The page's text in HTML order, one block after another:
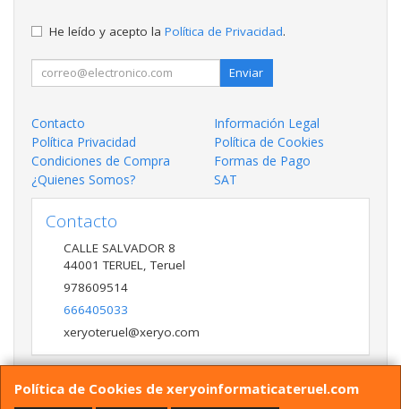
Política de Cookies de xeryoinformaticateruel.com
He leído y acepto la Política de Privacidad.
Enviar
Contacto
Información Legal
Política Privacidad
Política de Cookies
Condiciones de Compra
Formas de Pago
¿Quienes Somos?
SAT
Contacto
CALLE SALVADOR 8
44001 TERUEL,Teruel
978609514
666405033
xeryoteruel@xeryo.com
Horario